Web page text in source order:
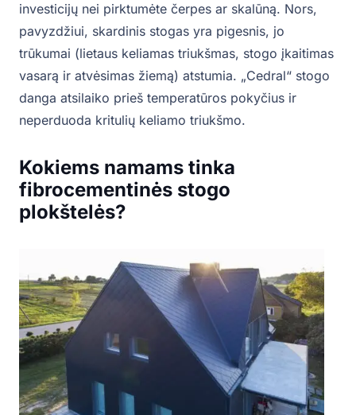
investicijų nei pirktumėte čerpes ar skalūną. Nors,
pavyzdžiui, skardinis stogas yra pigesnis, jo
trūkumai (lietaus keliamas triukšmas, stogo įkaitimas
vasarą ir atvėsimas žiemą) atstumia. „Cedral“ stogo
danga atsilaiko prieš temperatūros pokyčius ir
neperduoda kritulių keliamo triukšmo.
Kokiems namams tinka
fibrocementinės stogo
plokštelės?